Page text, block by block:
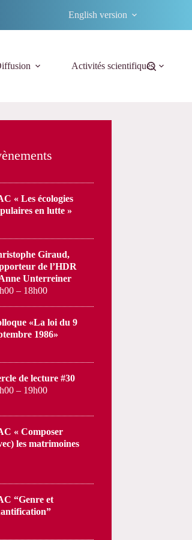
English version
Activités scientifiques
« Les écologies
en lutte »
Giraud,
de l’HDR
Unterreiner
– 18h00
«La loi du 9
1986»
de lecture #30
– 19h00
« Composer
les matrimoines
“Genre et